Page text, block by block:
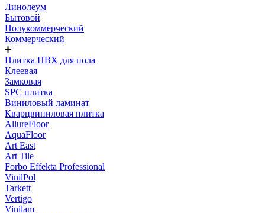
Линолеум
Бытовой
Полукоммерческий
Коммерческий
Плитка ПВХ для пола
Клеевая
Замковая
SPC плитка
Виниловый ламинат
Кварцвиниловая плитка
AllureFloor
AquaFloor
Art East
Art Tile
Forbo Effekta Professional
VinilPol
Tarkett
Vertigo
Vinilam